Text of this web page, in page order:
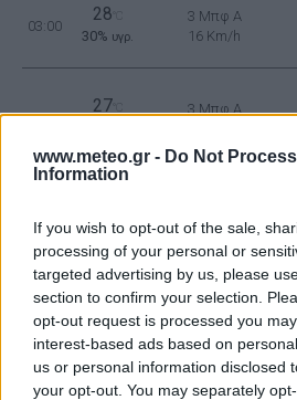
www.meteo.gr - Do Not
Information
If you wish to opt-out of the sale,
processing of your personal or
targeted advertising by us, please
section to confirm your selection.
opt-out request is processed you
interest-based ads based on
us or personal information disclosed
your opt-out. You may separately
03:00
28
30% υγρ.
3 Μπφ Α
16 Km/h
06:00
27
3 Μπφ Α
31% υγρ.
16 Km/h
12:00
33°C
30%υγρ.
3 Μπφ Δ
16 Km/h
15:00
35°C
27%υγρ.
4 Μπφ Δ
24 Km/h